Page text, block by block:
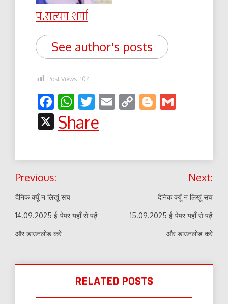
पं.सत्यम शर्मा
See author's posts
Post Views: 104
Facebook
WhatsApp
Twitter
EmailCopyBlogger
X
Share
Post
navigation
Previous:
दैनिक क्यूँ न लिखूं सच
14.09.2025 ई-पेपर यहाँ से पढ़ें
और डाउनलोड करे
Next:
दैनिक क्यूँ न लिखूं सच
15.09.2025 ई-पेपर यहाँ से पढ़ें
और डाउनलोड करे
RELATED POSTS